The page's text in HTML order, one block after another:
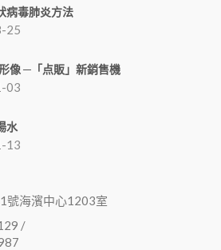
病毒肺炎方法
25
像 ─「点販」新銷售機
03
水
13
號海濱中心1203室
/